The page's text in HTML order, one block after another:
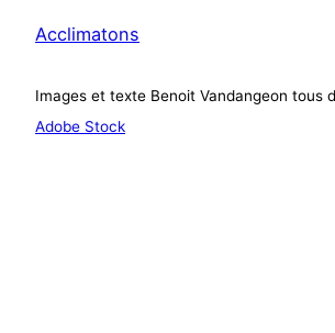
Acclimatons
Images et texte Benoit Vandangeon tous
Adobe Stock